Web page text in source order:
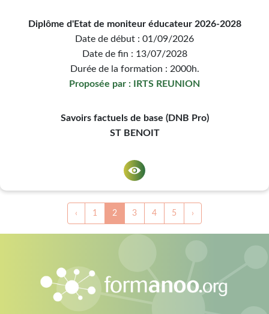
Diplôme d'Etat de moniteur éducateur 2026-2028
Date de début : 01/09/2026
Date de fin : 13/07/2028
Durée de la formation : 2000h.
Proposée par : IRTS REUNION
Savoirs factuels de base (DNB Pro)
ST BENOIT
‹ 1 2 3 4 5 ›